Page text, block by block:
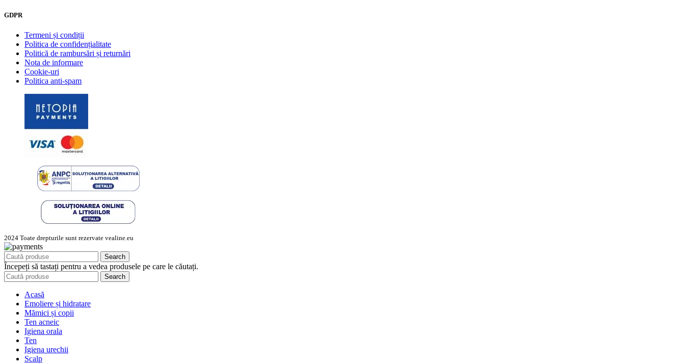
GDPR
Termeni și condiții
Politica de confidențialitate
Politică de rambursări și returnări
Nota de informare
Cookie-uri
Politica anti-spam
2024 Toate drepturile sunt rezervate vealine.eu
Search
Începeți să tastați pentru a vedea produsele pe care le căutați.
Search
Acasă
Emoliere și hidratare
Mămici și copii
Ten acneic
Igiena orala
Ten
Igiena urechii
Scalp